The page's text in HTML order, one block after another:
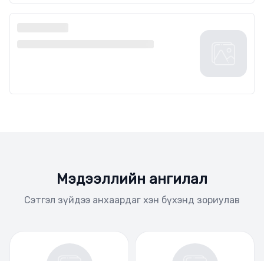
Мэдээллийн ангилал
Сэтгэл зүйдээ анхаардаг хэн бүхэнд зориулав